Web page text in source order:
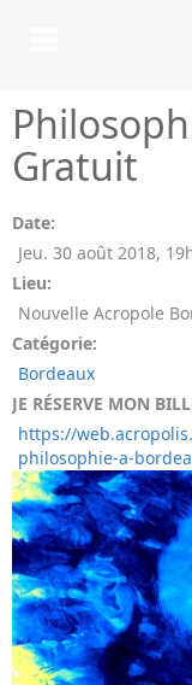
Gratuit
Date:
Jeu. 30 août 2018,
Lieu:
Nouvelle Acropole
Catégorie:
Bordeaux
JE RÉSERVE MON
https://
philosophie-a-